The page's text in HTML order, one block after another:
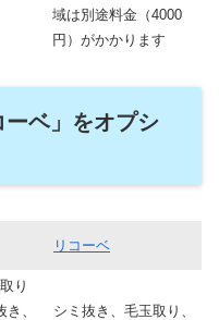
域は別途料金（4000
円）がかかります
ベ」をオプシ
リコーベ
り
き、
シミ抜き、毛玉取り、